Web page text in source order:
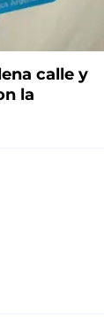
calle y
la